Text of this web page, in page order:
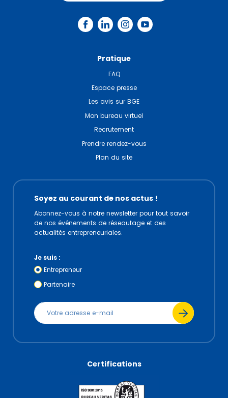
Pratique
FAQ
Espace presse
Les avis sur BGE
Mon bureau virtuel
Recrutement
Prendre rendez-vous
Plan du site
Soyez au courant de nos actus !
Abonnez-vous à notre newsletter pour tout savoir
de nos événements de réseautage et des
actualités entrepreneuriales.
Je suis :
Entrepreneur
Partenaire
Certifications